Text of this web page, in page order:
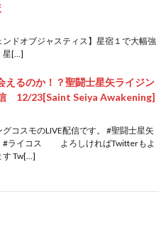
ンドオブジャスティス】星宿１で大幅強
[…]
えるのか！？聖闘士星矢ライジン
12/23[Saint Seiya Awakening]
コスモのLIVE配信です。 #聖闘士星矢
#ライコス よろしければTwitterもよ
す Tw[…]